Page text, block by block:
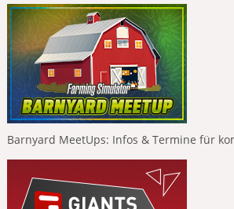
Barnyard MeetUps: Infos & Termine für